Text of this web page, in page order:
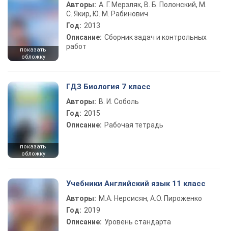
показать
обложку
Авторы: А. Г. Мерзляк, В. Б. Полонский, М.
С. Якир, Ю. М. Рабинович
Год: 2013
Описание: Сборник задач и контрольных
работ
показать
обложку
ГДЗ Биология 7 класс
Авторы: В. И. Соболь
Год: 2015
Описание: Рабочая тетрадь
Учебники Английский язык 11 класс
Авторы: М.А. Нерсисян, А.О. Пироженко
Год: 2019
Описание: Уровень стандарта